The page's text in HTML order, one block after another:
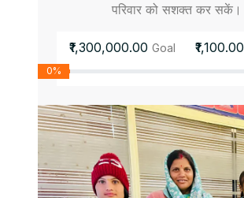
परिवार को सशक्त कर सकें।
₹1,300,000.00 Goal ₹1,100.00
0%